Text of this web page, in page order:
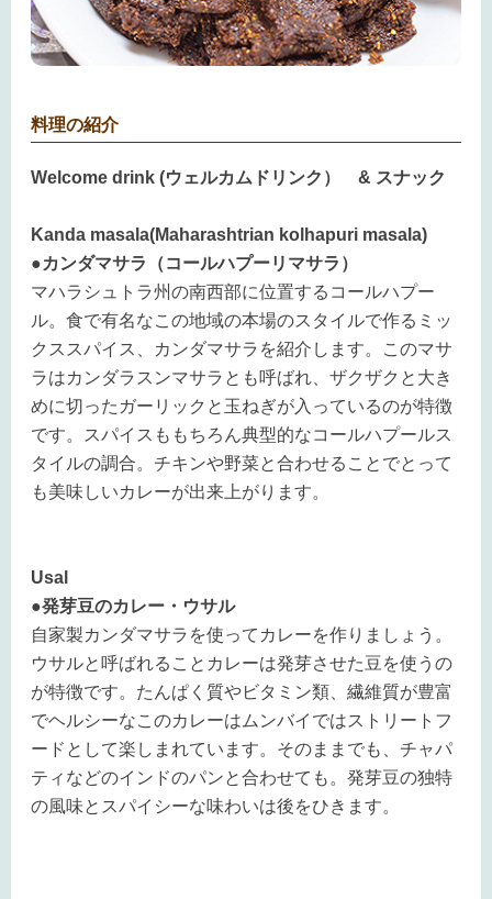
料理の紹介
Welcome drink (ウェルカムドリンク） & スナック
Kanda masala(Maharashtrian kolhapuri masala)
●カンダマサラ（コールハプーリマサラ）
マハラシュトラ州の南西部に位置するコールハプー
ル。食で有名なこの地域の本場のスタイルで作るミッ
クススパイス、カンダマサラを紹介します。このマサ
ラはカンダラスンマサラとも呼ばれ、ザクザクと大き
めに切ったガーリックと玉ねぎが入っているのが特徴
です。スパイスももちろん典型的なコールハプールス
タイルの調合。チキンや野菜と合わせることでとって
も美味しいカレーが出来上がります。
Usal
●発芽豆のカレー・ウサル
自家製カンダマサラを使ってカレーを作りましょう。
ウサルと呼ばれることカレーは発芽させた豆を使うの
が特徴です。たんぱく質やビタミン類、繊維質が豊富
でヘルシーなこのカレーはムンバイではストリートフ
ードとして楽しまれています。そのままでも、チャパ
ティなどのインドのパンと合わせても。発芽豆の独特
の風味とスパイシーな味わいは後をひきます。